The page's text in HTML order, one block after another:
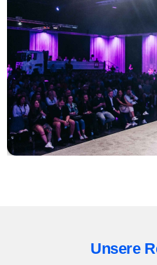
Unsere